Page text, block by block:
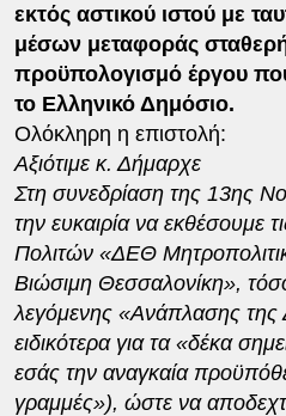
εκτός αστικού ιστού με
μέσων μεταφοράς
προϋπολογισμό έργου
το Ελληνικό Δημόσιο.
Ολόκληρη η επιστολή:
Αξιότιμε κ. Δήμαρχε
Στη συνεδρίαση της 13ης
την ευκαιρία να εκθέσουμε
Πολιτών «ΔΕΘ
Βιώσιμη Θεσσαλονίκη»,
λεγόμενης «Ανάπλασης
ειδικότερα για τα «δέκα
εσάς την αναγκαία
γραμμές»), ώστε να